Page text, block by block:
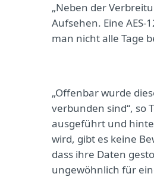
„Neben der
Aufsehen. Eine
man nicht alle Tage
„Offenbar wurde
verbunden sind“, so
ausgeführt und
wird, gibt es keine
dass ihre Daten
ungewöhnlich für